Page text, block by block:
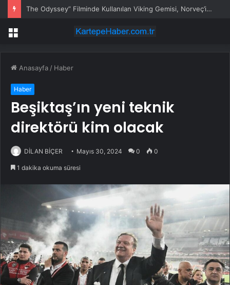
The Odyssey” Filminde Kullanılan Viking Gemisi, Norveç’in Başkenti Oslo’da Ziyarete Açıldı
Menü
Anasayfa / Haber
Haber
Beşiktaş’ın yeni teknik
direktörü kim olacak
DİLAN BİÇER Mayıs 30, 2024 0 0
1 dakika okuma süresi